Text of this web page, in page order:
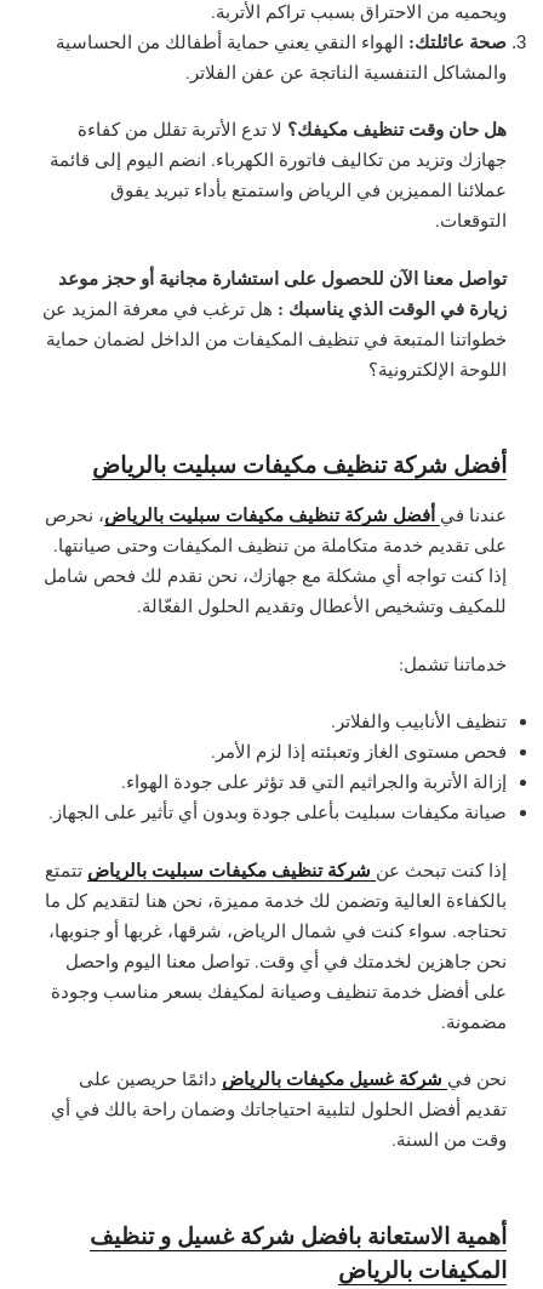
ويحميه من الاحتراق بسبب تراكم الأتربة.
صحة عائلتك: الهواء النقي يعني حماية أطفالك من الحساسية
والمشاكل التنفسية الناتجة عن عفن الفلاتر.
هل حان وقت تنظيف مكيفك؟ لا تدع الأتربة تقلل من كفاءة
جهازك وتزيد من تكاليف فاتورة الكهرباء. انضم اليوم إلى قائمة
عملائنا المميزين في الرياض واستمتع بأداء تبريد يفوق
التوقعات.
تواصل معنا الآن للحصول على استشارة مجانية أو حجز موعد
زيارة في الوقت الذي يناسبك : هل ترغب في معرفة المزيد عن
خطواتنا المتبعة في تنظيف المكيفات من الداخل لضمان حماية
اللوحة الإلكترونية؟
أفضل شركة تنظيف مكيفات سبليت بالرياض
عندنا في أفضل شركة تنظيف مكيفات سبليت بالرياض، نحرص
على تقديم خدمة متكاملة من تنظيف المكيفات وحتى صيانتها.
إذا كنت تواجه أي مشكلة مع جهازك، نحن نقدم لك فحص شامل
للمكيف وتشخيص الأعطال وتقديم الحلول الفعّالة.
خدماتنا تشمل:
تنظيف الأنابيب والفلاتر.
فحص مستوى الغاز وتعبئته إذا لزم الأمر.
إزالة الأتربة والجراثيم التي قد تؤثر على جودة الهواء.
صيانة مكيفات سبليت بأعلى جودة وبدون أي تأثير على الجهاز.
إذا كنت تبحث عن شركة تنظيف مكيفات سبليت بالرياض تتمتع
بالكفاءة العالية وتضمن لك خدمة مميزة، نحن هنا لتقديم كل ما
تحتاجه. سواء كنت في شمال الرياض، شرقها، غربها أو جنوبها،
نحن جاهزين لخدمتك في أي وقت. تواصل معنا اليوم واحصل
على أفضل خدمة تنظيف وصيانة لمكيفك بسعر مناسب وجودة
مضمونة.
نحن في شركة غسيل مكيفات بالرياض دائمًا حريصين على
تقديم أفضل الحلول لتلبية احتياجاتك وضمان راحة بالك في أي
وقت من السنة.
أهمية الاستعانة بافضل شركة غسيل و تنظيف
المكيفات بالرياض